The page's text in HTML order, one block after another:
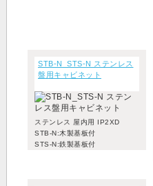
STB-N_STS-N ステンレス
盤用キャビネット
ステンレス 屋内用 IP2XD
STB-N:木製基板付
STS-N:鉄製基板付